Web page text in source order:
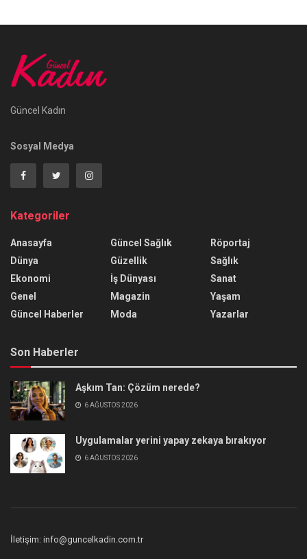
Güncel Kadın
Sosyal Medya
Kategoriler
Anasayfa
Dünya
Ekonomi
Genel
Güncel Haberler
Güncel Sağlık
Güzellik
İş Dünyası
Magazin
Moda
Röportaj
Sağlık
Sanat
Yaşam
Yazarlar
Son Haberler
Aşkım Tan: Çözüm nerede?
6 AĞUSTOS 2026
Uygulamalar yerini yapay zekaya bırakıyor
6 AĞUSTOS 2026
İletişim: info@guncelkadin.com.tr